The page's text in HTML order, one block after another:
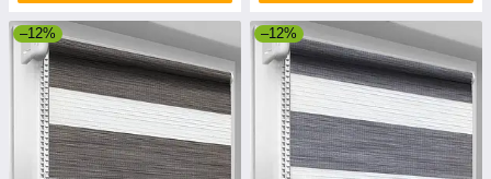
–12% –12%